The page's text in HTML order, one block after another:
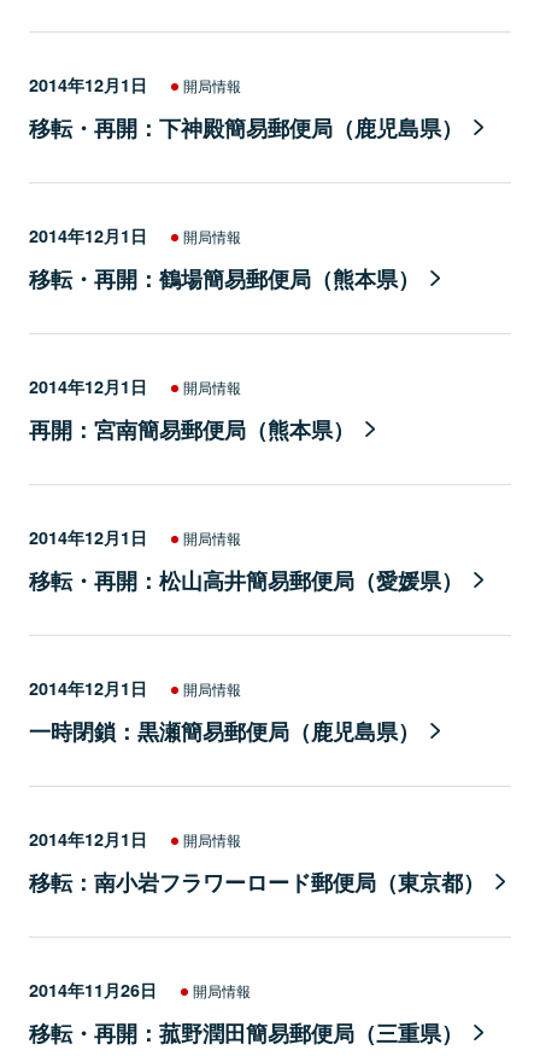
2014年12月1日 開局情報
移転・再開：下神殿簡易郵便局（鹿児島県）
2014年12月1日 開局情報
移転・再開：鶴場簡易郵便局（熊本県）
2014年12月1日 開局情報
再開：宮南簡易郵便局（熊本県）
2014年12月1日 開局情報
移転・再開：松山高井簡易郵便局（愛媛県）
2014年12月1日 開局情報
一時閉鎖：黒瀬簡易郵便局（鹿児島県）
2014年12月1日 開局情報
移転：南小岩フラワーロード郵便局（東京都）
2014年11月26日 開局情報
移転・再開：菰野潤田簡易郵便局（三重県）